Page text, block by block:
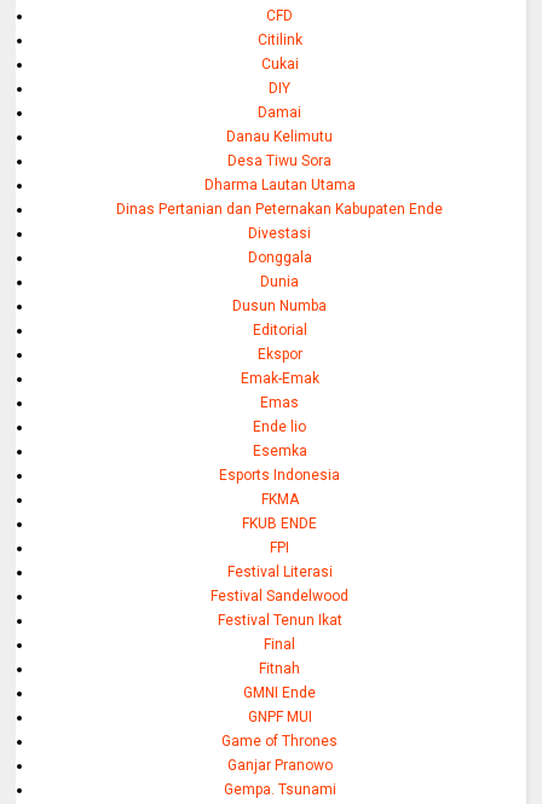
CFD
Citilink
Cukai
DIY
Damai
Danau Kelimutu
Desa Tiwu Sora
Dharma Lautan Utama
Dinas Pertanian dan Peternakan Kabupaten Ende
Divestasi
Donggala
Dunia
Dusun Numba
Editorial
Ekspor
Emak-Emak
Emas
Ende lio
Esemka
Esports Indonesia
FKMA
FKUB ENDE
FPI
Festival Literasi
Festival Sandelwood
Festival Tenun Ikat
Final
Fitnah
GMNI Ende
GNPF MUI
Game of Thrones
Ganjar Pranowo
Gempa. Tsunami